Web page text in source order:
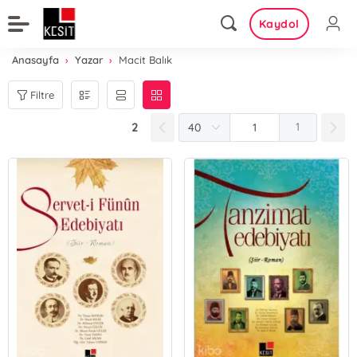
Kaydol
Anasayfa Yazar Macit Balık
Filtre
2 1